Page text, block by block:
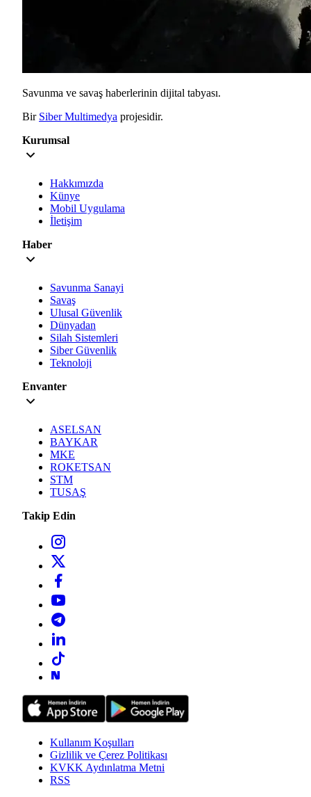
Savunma ve savaş haberlerinin dijital tabyası.
Bir Siber Multimedya projesidir.
Kurumsal
Hakkımızda
Künye
Mobil Uygulama
İletişim
Haber
Savunma Sanayi
Savaş
Ulusal Güvenlik
Dünyadan
Silah Sistemleri
Siber Güvenlik
Teknoloji
Envanter
ASELSAN
BAYKAR
MKE
ROKETSAN
STM
TUSAŞ
Takip Edin
Kullanım Koşulları
Gizlilik ve Çerez Politikası
KVKK Aydınlatma Metni
RSS